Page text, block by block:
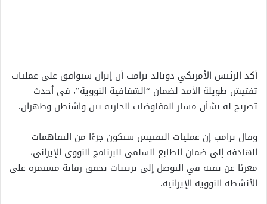
أكد الرئيس الأمريكي دونالد ترامب أن إيران ستوافق على عمليات
تفتيش طويلة الأمد لضمان “الشفافية النووية”، في أحدث
تصريح له بشأن مسار المفاوضات الجارية بين واشنطن وطهران.
وقال ترامب إن عمليات التفتيش ستكون جزءًا من التفاهمات
الهادفة إلى ضمان الطابع السلمي للبرنامج النووي الإيراني،
معربًا عن ثقته في التوصل إلى ترتيبات تحقق رقابة مستمرة على
الأنشطة النووية الإيرانية.